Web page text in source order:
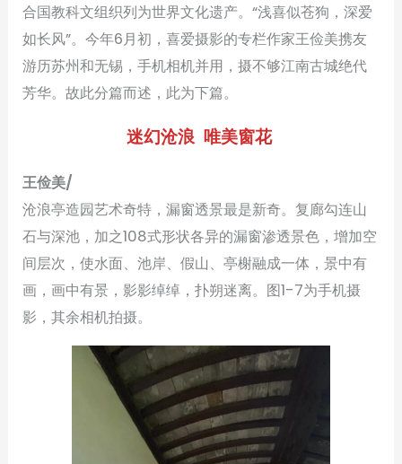
合国教科文组织列为世界文化遗产。“浅喜似苍狗，深爱
如长风”。今年6月初，喜爱摄影的专栏作家王俭美携友
游历苏州和无锡，手机相机并用，摄不够江南古城绝代
芳华。故此分篇而述，此为下篇。
迷幻沧浪 唯美窗花
王俭美/
沧浪亭造园艺术奇特，漏窗透景最是新奇。复廊勾连山
石与深池，加之108式形状各异的漏窗渗透景色，增加空
间层次，使水面、池岸、假山、亭榭融成一体，景中有
画，画中有景，影影绰绰，扑朔迷离。图1-7为手机摄
影，其余相机拍摄。